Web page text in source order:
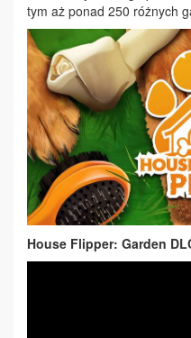
tym aż ponad 250 różnych
House Flipper: Garden